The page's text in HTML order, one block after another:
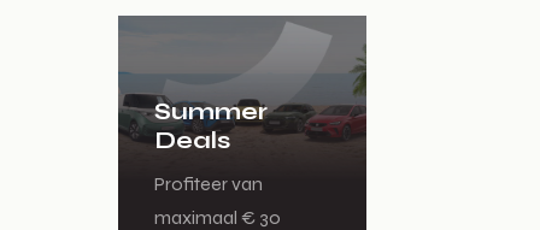
Summer
Deals
Profiteer van
maximaal € 30